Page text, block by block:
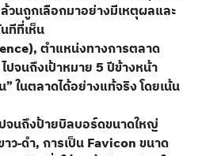
นถูกเลือกมาอย่างมีเหตุผลและ
ทีที่เห็น
ตำแหน่งทางการตลาด
จนถึงเป้าหมาย 5 ปีข้างหน้า
ในตลาดได้อย่างแท้จริง โดยเน้น
จนถึงป้ายบิลบอร์ดขนาดใหญ่
ว-ดำ, การเป็น Favicon ขนาด